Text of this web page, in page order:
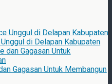
di Delapan Kabupaten
Gagasan Untuk Membangun